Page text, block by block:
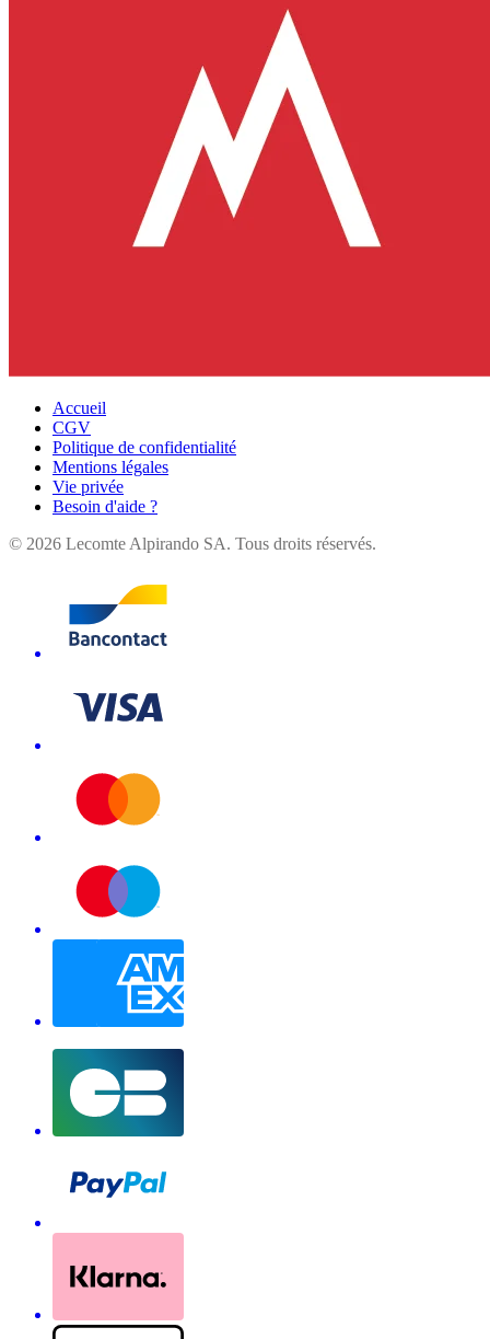
Accueil
CGV
Politique de confidentialité
Mentions légales
Vie privée
Besoin d'aide ?
© 2026 Lecomte Alpirando SA. Tous droits réservés.